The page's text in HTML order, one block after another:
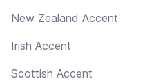
New Zealand Accent
Irish Accent
Scottish Accent